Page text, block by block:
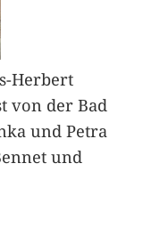
Herbert
von der Bad
und Petra
und